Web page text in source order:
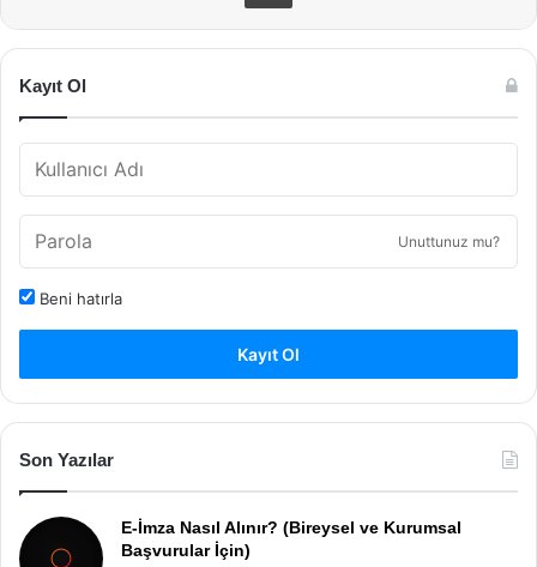
Kayıt Ol
Unuttunuz mu?
Beni hatırla
Kayıt Ol
Son Yazılar
E-İmza Nasıl Alınır? (Bireysel ve Kurumsal
Başvurular İçin)